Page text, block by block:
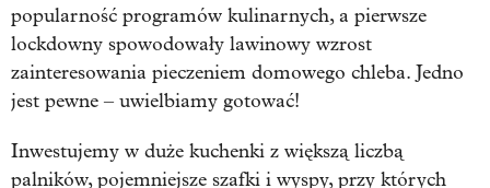
popularność programów kulinarnych, a pierwsze
lockdowny spowodowały lawinowy wzrost
zainteresowania pieczeniem domowego chleba. Jedno
jest pewne – uwielbiamy gotować!
Inwestujemy w duże kuchenki z większą liczbą
palników, pojemniejsze szafki i wyspy, przy których